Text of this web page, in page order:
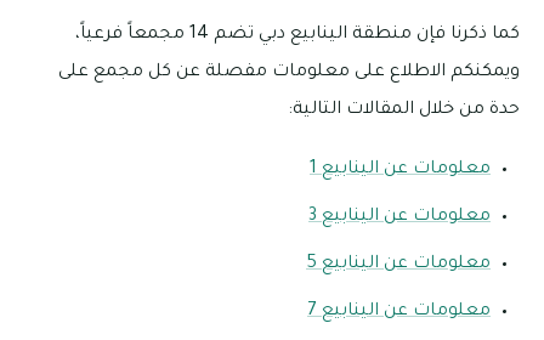
كما ذكرنا فإن منطقة الينابيع دبي تضم 14 مجمعاً فرعياً،
ويمكنكم الاطلاع على معلومات مفصلة عن كل مجمع على
حدة من خلال المقالات التالية:
معلومات عن الينابيع 1
معلومات عن الينابيع 3
معلومات عن الينابيع 5
معلومات عن الينابيع 7